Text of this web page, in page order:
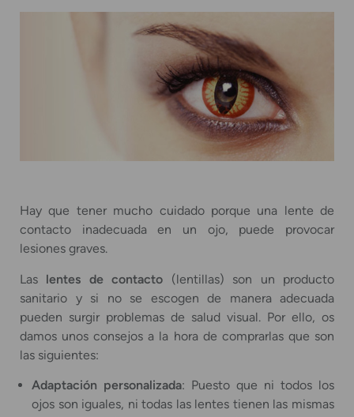
Hay que tener mucho cuidado porque una lente de
contacto inadecuada en un ojo, puede provocar
lesiones graves.
Las lentes de contacto (lentillas) son un producto
sanitario y si no se escogen de manera adecuada
pueden surgir problemas de salud visual. Por ello, os
damos unos consejos a la hora de comprarlas que son
las siguientes:
Adaptación personalizada: Puesto que ni todos los
ojos son iguales, ni todas las lentes tienen las mismas